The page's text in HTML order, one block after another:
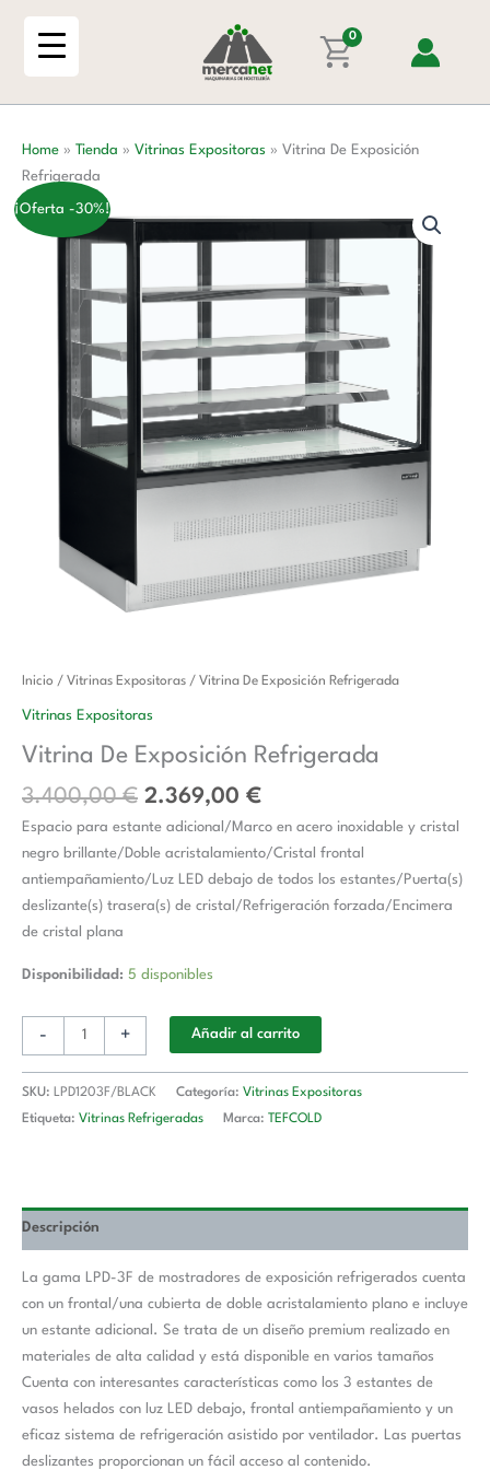
0
Home » Tienda » Vitrinas Expositoras » Vitrina De Exposición
Refrigerada
¡Oferta -30%!
Inicio / Vitrinas Expositoras / Vitrina De Exposición Refrigerada
Vitrinas Expositoras
Vitrina De Exposición Refrigerada
3.400,00€
El
era:
3.400,00 €.
2.369,00 €
El
es:
2.369,00 €.
Espacio para estante adicional/Marco en acero inoxidable y cristal
negro brillante/Doble acristalamiento/Cristal frontal
antiempañamiento/Luz LED debajo de todos los estantes/Puerta(s)
deslizante(s) trasera(s) de cristal/Refrigeración forzada/Encimera
de cristal plana
Disponibilidad: 5 disponibles
-
Vitrina
De
Refrigerada
cantidad
+ Añadir al carrito
SKU: LPD1203F/BLACK Categoría: Vitrinas Expositoras
Etiqueta: Vitrinas Refrigeradas Marca: TEFCOLD
Descripción
La gama LPD-3F de mostradores de exposición refrigerados cuenta
con un frontal/una cubierta de doble acristalamiento plano e incluye
un estante adicional. Se trata de un diseño premium realizado en
materiales de alta calidad y está disponible en varios tamaños
Cuenta con interesantes características como los 3 estantes de
vasos helados con luz LED debajo, frontal antiempañamiento y un
eficaz sistema de refrigeración asistido por ventilador. Las puertas
deslizantes proporcionan un fácil acceso al contenido.
cantidad